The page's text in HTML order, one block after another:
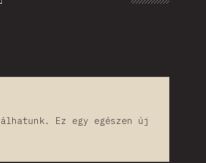
Ez egy egészen új